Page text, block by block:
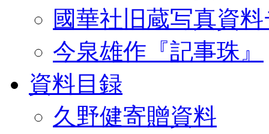
國華社旧蔵写真資
今泉雄作『記事珠』
資料目録
久野健寄贈資料